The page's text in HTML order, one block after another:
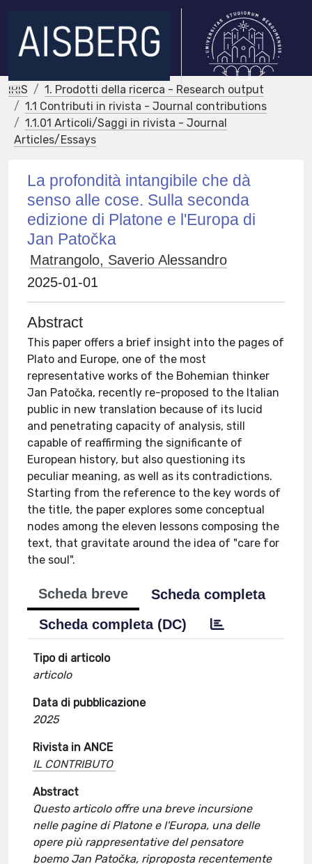
IRIS
1. Prodotti della ricerca - Research output
1.1 Contributi in rivista - Journal contributions
1.1.01 Articoli/Saggi in rivista - Journal
Articles/Essays
La profondità intangibile che dà
senso alle cose. Sulla seconda
edizione di Platone e l'Europa di
Jan Patočka
Matrangolo, Saverio Alessandro
2025-01-01
Abstract
This paper offers a brief insight into the pages of
Plato and Europe, one of the most
representative works of the Bohemian thinker
Jan Patočka, recently re-proposed to the Italian
public in new translation because of its lucid
and penetrating capacity of analysis, still
capable of reaffirming the significante of
European history, but also questioning its
peculiar meaning, as well as its contradictions.
Starting from the reference to the key words of
the title, the paper explores some conceptual
nodes among the eleven lessons composing the
text, that gravitate around the idea of "care for
the soul".
Scheda breve
Scheda completa
Scheda completa (DC)
Tipo di articolo
articolo
Data di pubblicazione
2025
Rivista in ANCE
IL CONTRIBUTO
Abstract
Questo articolo offre una breve incursione
nelle pagine di Platone e l'Europa, una delle
opere più rappresentative del pensatore
boemo Jan Patočka, riproposta recentemente